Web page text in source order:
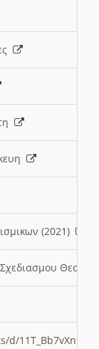
(2021)
Σχεδιασμου